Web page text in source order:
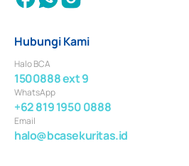
Hubungi Kami
Halo BCA
1500888 ext 9
WhatsApp
+62 819 1950 0888
Email
halo@bcasekuritas.id